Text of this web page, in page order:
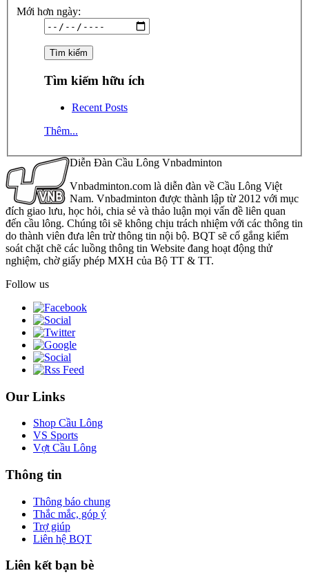
Mới hơn ngày:
Tìm kiếm hữu ích
Recent Posts
Thêm...
Diễn Đàn Cầu Lông Vnbadminton
Vnbadminton.com là diễn đàn về Cầu Lông Việt
Nam. Vnbadminton được thành lập từ 2012 với mục
đích giao lưu, học hỏi, chia sẻ và thảo luận mọi vấn đề liên quan
đến cầu lông. Chúng tôi sẽ không chịu trách nhiệm với các thông tin
do thành viên đưa lên trừ thông tin nội bộ. BQT sẽ cố gắng kiểm
soát chặt chẽ các luồng thông tin Website đang hoạt động thử
nghiệm, chờ giấy phép MXH của Bộ TT & TT.
Follow us
Our Links
Shop Cầu Lông
VS Sports
Vợt Cầu Lông
Thông tin
Thông báo chung
Thắc mắc, góp ý
Trợ giúp
Liên hệ BQT
Liên kết bạn bè